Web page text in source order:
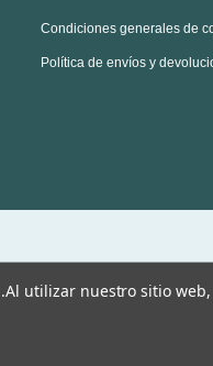
Condiciones generales de
Política de envíos y
Al utilizar nuestro sitio